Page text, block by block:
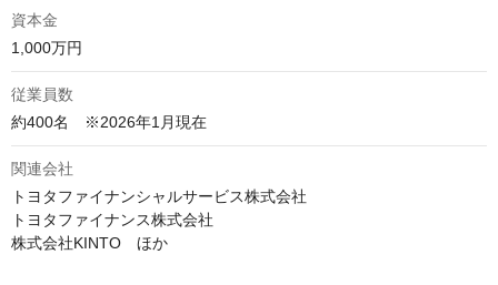
資本金
1,000万円
従業員数
約400名　※2026年1月現在
関連会社
トヨタファイナンシャルサービス株式会社
トヨタファイナンス株式会社
株式会社KINTO　ほか